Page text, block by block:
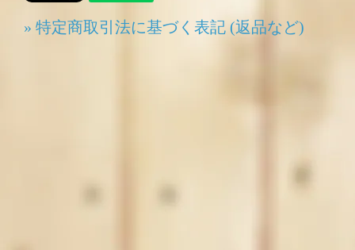
» 特定商取引法に基づく表記 (返品など)